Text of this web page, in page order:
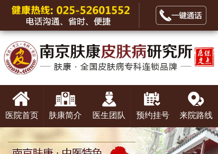
医院首页 肤康简介 医生团队 预约挂号 来院路线